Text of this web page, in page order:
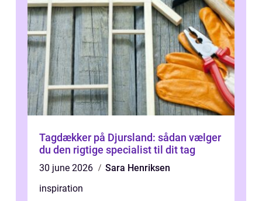
Tagdækker på Djursland: sådan vælger
du den rigtige specialist til dit tag
30 june 2026
Sara Henriksen
inspiration